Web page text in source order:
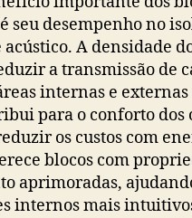
seu desempenho no
A densidade
a transmissão de
internas e
para o conforto dos
os custos com
blocos com
aprimoradas,
internos mais